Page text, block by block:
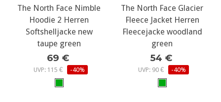
The North Face Nimble
Hoodie 2 Herren
Softshelljacke new
taupe green
69 €
UVP: 115 € -40%
The North Face Glacier
Fleece Jacket Herren
Fleecejacke woodland
green
54 €
UVP: 90 € -40%